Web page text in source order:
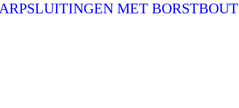
MET BORSTBOUT